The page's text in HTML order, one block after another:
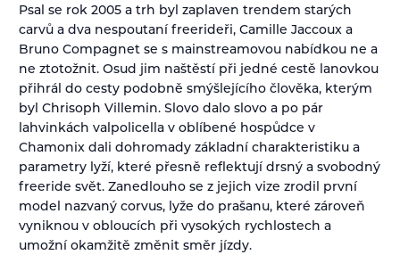
Psal se rok 2005 a trh byl zaplaven trendem starých
carvů a dva nespoutaní freerideři, Camille Jaccoux a
Bruno Compagnet se s mainstreamovou nabídkou ne a
ne ztotožnit. Osud jim naštěstí při jedné cestě lanovkou
přihrál do cesty podobně smýšlejícího člověka, kterým
byl Chrisoph Villemin. Slovo dalo slovo a po pár
lahvinkách valpolicella v oblíbené hospůdce v
Chamonix dali dohromady základní charakteristiku a
parametry lyží, které přesně reflektují drsný a svobodný
freeride svět. Zanedlouho se z jejich vize zrodil první
model nazvaný corvus, lyže do prašanu, které zároveň
vyniknou v obloucích při vysokých rychlostech a
umožní okamžitě změnit směr jízdy.